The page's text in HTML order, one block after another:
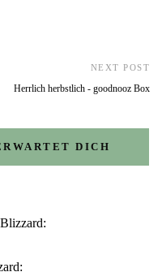
NEXT POST
Herrlich herbstlich - goodnooz Box
DICH